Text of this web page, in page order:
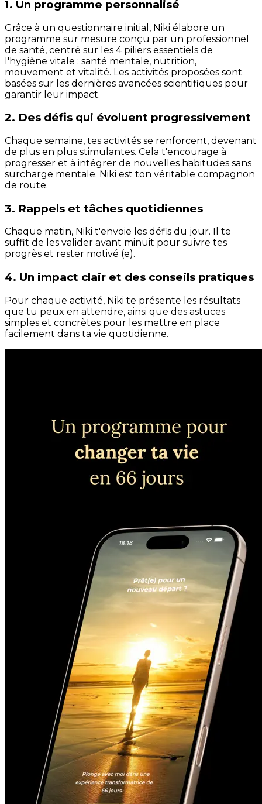
1. Un programme personnalisé
Grâce à un questionnaire initial, Niki élabore un
programme sur mesure conçu par un professionnel
de santé, centré sur les 4 piliers essentiels de
l'hygiène vitale : santé mentale, nutrition,
mouvement et vitalité. Les activités proposées sont
basées sur les dernières avancées scientifiques pour
garantir leur impact.
2. Des défis qui évoluent progressivement
Chaque semaine, tes activités se renforcent, devenant
de plus en plus stimulantes. Cela t'encourage à
progresser et à intégrer de nouvelles habitudes sans
surcharge mentale. Niki est ton véritable compagnon
de route.
3. Rappels et tâches quotidiennes
Chaque matin, Niki t'envoie les défis du jour. Il te
suffit de les valider avant minuit pour suivre tes
progrès et rester motivé (e).
4. Un impact clair et des conseils pratiques
Pour chaque activité, Niki te présente les résultats
que tu peux en attendre, ainsi que des astuces
simples et concrètes pour les mettre en place
facilement dans ta vie quotidienne.